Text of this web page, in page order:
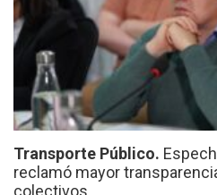
Transporte Público.
reclamó mayor